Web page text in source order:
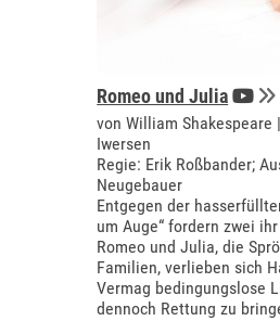
Romeo und Julia
von William Shakespeare
Iwersen
Regie: Erik Roßbander;
Neugebauer
Entgegen der
um Auge“ fordern zwei
Romeo und Julia, die
Familien, verlieben sich
Vermag bedingungslose
dennoch Rettung zu